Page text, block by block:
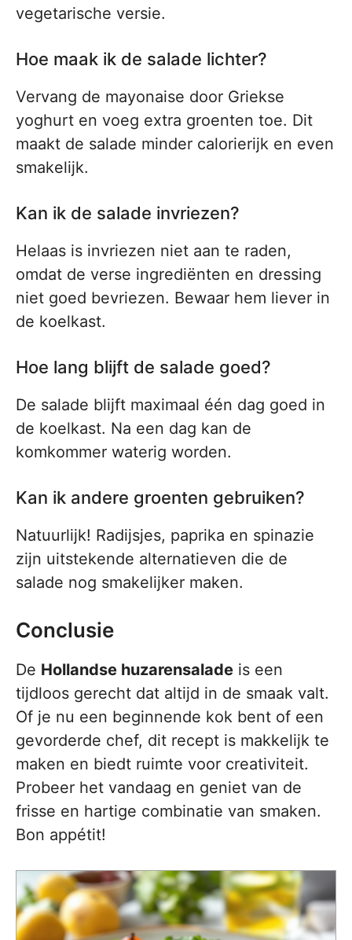
vegetarische versie.
Hoe maak ik de salade lichter?
Vervang de mayonaise door Griekse
yoghurt en voeg extra groenten toe. Dit
maakt de salade minder calorierijk en even
smakelijk.
Kan ik de salade invriezen?
Helaas is invriezen niet aan te raden,
omdat de verse ingrediënten en dressing
niet goed bevriezen. Bewaar hem liever in
de koelkast.
Hoe lang blijft de salade goed?
De salade blijft maximaal één dag goed in
de koelkast. Na een dag kan de
komkommer waterig worden.
Kan ik andere groenten gebruiken?
Natuurlijk! Radijsjes, paprika en spinazie
zijn uitstekende alternatieven die de
salade nog smakelijker maken.
Conclusie
De Hollandse huzarensalade is een
tijdloos gerecht dat altijd in de smaak valt.
Of je nu een beginnende kok bent of een
gevorderde chef, dit recept is makkelijk te
maken en biedt ruimte voor creativiteit.
Probeer het vandaag en geniet van de
frisse en hartige combinatie van smaken.
Bon appétit!